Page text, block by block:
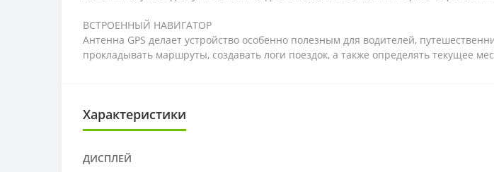
ВСТРОЕННЫЙ НАВИГАТОР
Антенна GPS делает устройство особенно полезным для водителей,
прокладывать маршруты, создавать логи поездок, а также определять текущее
Характеристики
ДИСПЛЕЙ